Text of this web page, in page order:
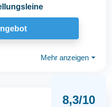
Mehr anzeigen ⏷
8,3/10